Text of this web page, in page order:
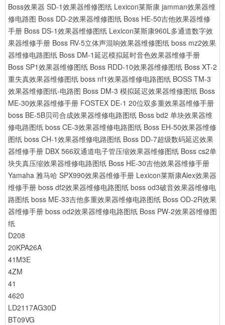
Boss效果器 SD-1效果器维修图纸 Lexicon莱斯康 jamman效果器维
修电路图 Boss DD-2效果器维修图纸 Boss HE-50吉他效果器维修
手册 Boss DS-1效果器维修图纸 Lexicon莱斯康960L多通道数字效
果器维修手册 Boss RV-5立体声混响效果器维修图纸 boss mz2效果
器维修电路图纸 Boss DM-1延迟模拟延时音色效果器维修手册
Boss SP1效果器维修图纸 Boss RDD-10效果器维修图纸 Boss XT-2
重失真效果器维修图纸 boss nf1效果器维修电路图纸 BOSS TM-3
效果器维修图纸-电路图 Boss DM-3 模拟延迟效果器维修图纸 Boss
ME-30效果器维修手册 FOSTEX DE-1 20位双多重效果器维修手册
boss BE-5B贝司合成效果器维修电路图纸 Boss bd2 单块效果器维
修电路图纸 boss CE-3效果器维修电路图纸 Boss EH-50效果器维修
图纸 boss CH-1效果器维修电路图纸 Boss DD-7超级数码延迟效果
器维修手册 DBX 566双通道电子管压缩效果器维修图纸 Boss cs2单
块失真压缩效果器维修电路图纸 Boss HE-30吉他效果器维修手册
Yamaha 雅马哈 SPX990效果器维修手册 Lexicon莱斯康Alex效果器
维修手册 boss df2效果器维修电路图纸 boss od3破音效果器维修电
路图纸 boss ME-33吉他多重效果器维修电路图纸 Boss OD-2R效果
器维修手册 boss od2效果器维修电路图纸 Boss PW-2效果器维修图
纸
D208
20KPA26A
41M3E
4ZM
41
4620
LD2117AG30D
BT09VG